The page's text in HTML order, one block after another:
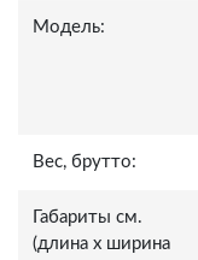
Модель:
Вес, брутто:
Габариты см.
(длина x ширина